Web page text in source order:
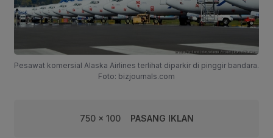
Pesawat komersial Alaska Airlines terlihat diparkir di pinggir bandara.
Foto: bizjournals.com
750 x 100 PASANG IKLAN